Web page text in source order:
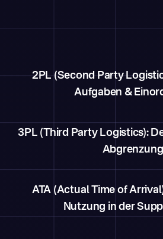
2PL (Second Party
Aufgaben &
3PL (Third Party Logistics):
Abgrenzung
ATA (Actual Time of
Nutzung in der